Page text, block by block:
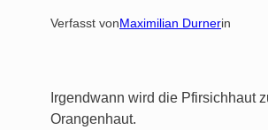
Verfasst vonMaximilian Durnerin
Irgendwann wird die Pfirsichhaut
Orangenhaut.